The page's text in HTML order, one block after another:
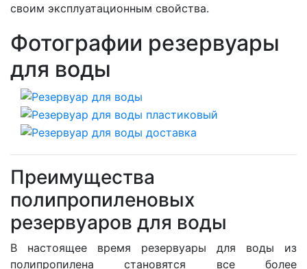
своим эксплуатационным свойства.
Фотографии резервуары
для воды
Преимущества
полипропиленовых
резервуаров для воды
В настоящее время резервуары для воды из
полипропилена становятся все более